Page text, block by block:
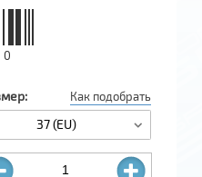
Как подобрать
37 (EU)